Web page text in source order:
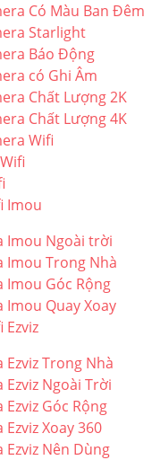
Có Màu Ban Đêm
Starlight
Báo Động
có Ghi Âm
Chất Lượng 2K
Chất Lượng 4K
Wifi
Imou
Imou Ngoài trời
Imou Trong Nhà
Imou Góc Rộng
Imou Quay Xoay
Ezviz
Ezviz Trong Nhà
Ezviz Ngoài Trời
Ezviz Góc Rộng
Ezviz Xoay 360
Ezviz Nên Dùng